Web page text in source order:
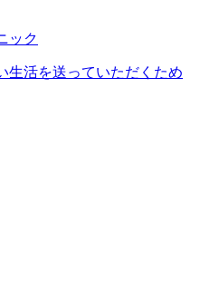
ック
生活を送っていただくため